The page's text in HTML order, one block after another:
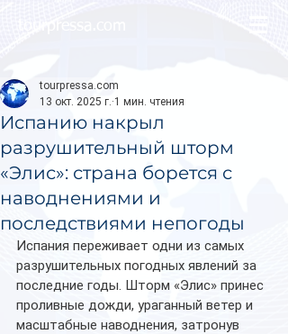
Испанию накрыл
разрушительный шторм
«Элис»: страна борется с
наводнениями и
последствиями непогоды
tourpressa.com
13 окт. 2025 г. 1 мин. чтения
Испания переживает одни из самых
разрушительных погодных явлений за
последние годы. Шторм «Элис» принес
проливные дожди, ураганный ветер и
масштабные наводнения, затронув